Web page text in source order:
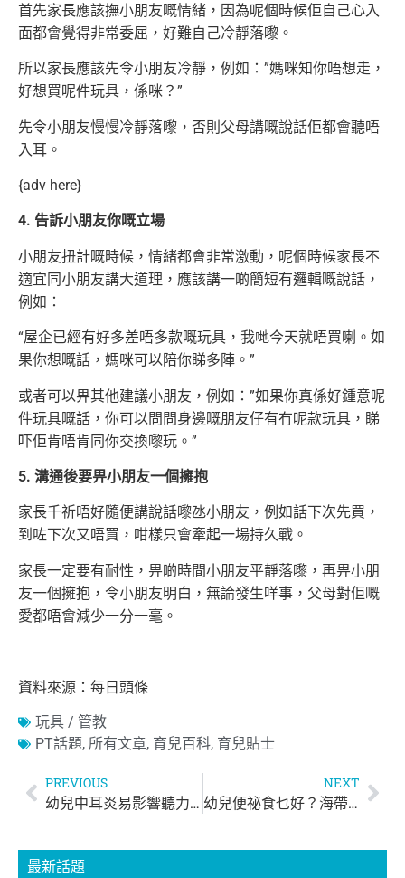
首先家長應該撫小朋友嘅情緒，因為呢個時候佢自己心入
面都會覺得非常委屈，好難自己冷靜落嚟。
所以家長應該先令小朋友冷靜，例如：”媽咪知你唔想走，
好想買呢件玩具，係咪？”
先令小朋友慢慢冷靜落嚟，否則父母講嘅說話佢都會聽唔
入耳。
{adv here}
4. 告訴小朋友你嘅立場
小朋友扭計嘅時候，情緒都會非常激動，呢個時候家長不
適宜同小朋友講大道理，應該講一啲簡短有邏輯嘅說話，
例如：
“屋企已經有好多差唔多款嘅玩具，我哋今天就唔買喇。如
果你想嘅話，媽咪可以陪你睇多陣。”
或者可以畀其他建議小朋友，例如：”如果你真係好鍾意呢
件玩具嘅話，你可以問問身邊嘅朋友仔有冇呢款玩具，睇
吓佢肯唔肯同你交換嚟玩。”
5. 溝通後要畀小朋友一個擁抱
家長千祈唔好隨便講說話嚟氹小朋友，例如話下次先買，
到咗下次又唔買，咁樣只會牽起一場持久戰。
家長一定要有耐性，畀啲時間小朋友平靜落嚟，再畀小朋
友一個擁抱，令小朋友明白，無論發生咩事，父母對佢嘅
愛都唔會減少一分一毫。
資料來源：每日頭條
玩具 / 管教
PT話題, 所有文章, 育兒百科, 育兒貼士
PREVIOUS
幼兒中耳炎易影響聽力！如何避免中耳炎發作？
NEXT
幼兒便祕食乜好？海帶菇類都可以通便！
最新話題